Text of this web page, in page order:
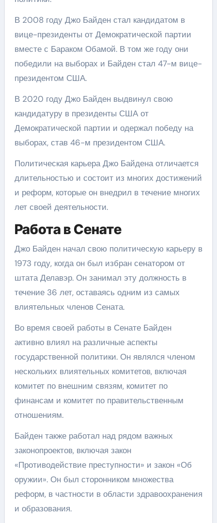
В 2008 году Джо Байден стал кандидатом в
вице-президенты от Демократической партии
вместе с Бараком Обамой. В том же году они
победили на выборах и Байден стал 47-м вице-
президентом США.
В 2020 году Джо Байден выдвинул свою
кандидатуру в президенты США от
Демократической партии и одержал победу на
выборах, став 46-м президентом США.
Политическая карьера Джо Байдена отличается
длительностью и состоит из многих достижений
и реформ, которые он внедрил в течение многих
лет своей деятельности.
Работа в Сенате
Джо Байден начал свою политическую карьеру в
1973 году, когда он был избран сенатором от
штата Делавэр. Он занимал эту должность в
течение 36 лет, оставаясь одним из самых
влиятельных членов Сената.
Во время своей работы в Сенате Байден
активно влиял на различные аспекты
государственной политики. Он являлся членом
нескольких влиятельных комитетов, включая
комитет по внешним связям, комитет по
финансам и комитет по правительственным
отношениям.
Байден также работал над рядом важных
законопроектов, включая закон
«Противодействие преступности» и закон «Об
оружии». Он был сторонником множества
реформ, в частности в области здравоохранения
и образования.